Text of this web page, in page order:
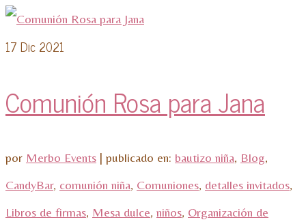
17 Dic 2021
Comunión Rosa para Jana
por Merbo Events | publicado en: bautizo niña, Blog,
CandyBar, comunión niña, Comuniones, detalles invitados,
Libros de firmas, Mesa dulce, niños, Organización de